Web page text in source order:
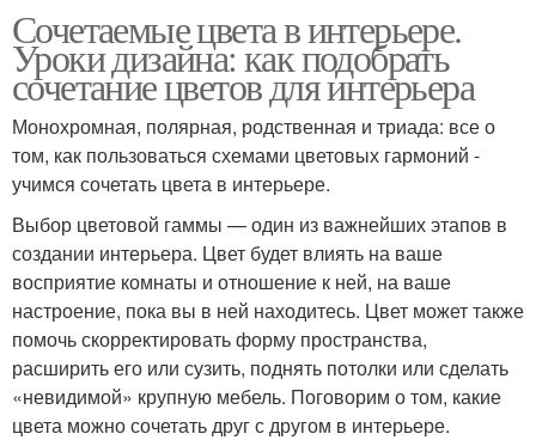
Сочетаемые цвета в интерьере.
Уроки дизайна: как подобрать
сочетание цветов для интерьера
Монохромная, полярная, родственная и триада: все о
том, как пользоваться схемами цветовых гармоний -
учимся сочетать цвета в интерьере.
Выбор цветовой гаммы — один из важнейших этапов в
создании интерьера. Цвет будет влиять на ваше
восприятие комнаты и отношение к ней, на ваше
настроение, пока вы в ней находитесь. Цвет может также
помочь скорректировать форму пространства,
расширить его или сузить, поднять потолки или сделать
«невидимой» крупную мебель. Поговорим о том, какие
цвета можно сочетать друг с другом в интерьере.